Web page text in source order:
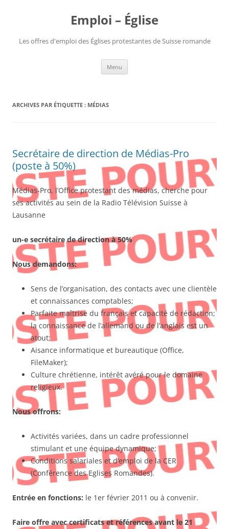
Emploi – Église
Les offres d'emploi des Églises protestantes de Suisse romande
Menu
ARCHIVES PAR ÉTIQUETTE : MÉDIAS
Secrétaire de direction de Médias-Pro
(poste à 50%)
Médias-Pro, l’Office protestant des médias, cherche pour
ses activités au sein de la Radio Télévision Suisse à
Lausanne
un-e secrétaire de direction à 50%
Nous demandons:
Sens de l’organisation, des contacts avec une clientèle
et connaissances comptables;
Parfaite maîtrise du français et capacité de rédaction;
la connaissance de l’allemand ou de l’anglais est un
atout;
Aisance informatique et bureautique (Office,
FileMaker);
Culture chrétienne, intérêt avéré pour le domaine
religieux.
Nous offrons:
Activités variées, dans un cadre professionnel
stimulant et une équipe dynamique;
Conditions salariales et d’emploi de la CER
(Conférence des Eglises Romandes).
Entrée en fonctions: le 1er février 2011 ou à convenir.
Faire offre avec certificats et références avant le 21